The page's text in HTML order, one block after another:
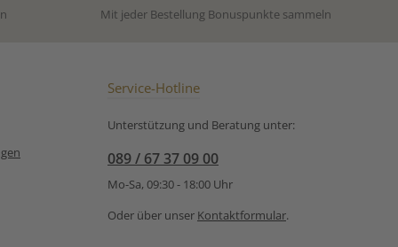
am Abend, in
Zimtstangen,
Kardamom,
Mit jeder Bestellung Bonuspunkte sammeln
Service-Hotline
Unterstützung und Beratung unter:
089 / 67 37 09 00
Mo-Sa, 09:30 - 18:00 Uhr
Oder über unser Kontaktformular.